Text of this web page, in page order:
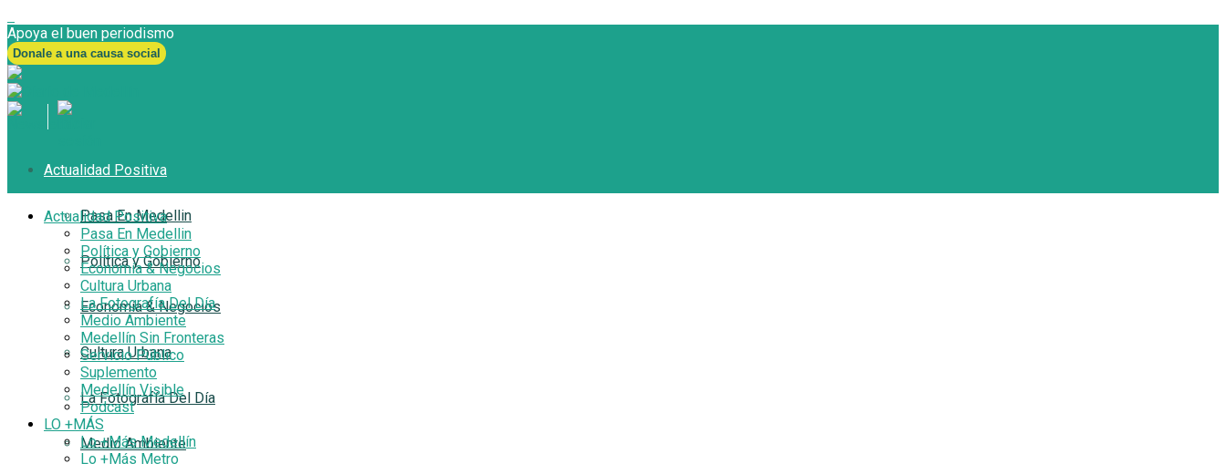
Apoya el buen periodismo
Donale a una causa social
Actualidad Positiva
Pasa En Medellin
Política y Gobierno
Economía & Negocios
Cultura Urbana
La Fotografía Del Día
Medio Ambiente
Actualidad Positiva
Pasa En Medellin
Política y Gobierno
Economía & Negocios
Cultura Urbana
La Fotografía Del Día
Medio Ambiente
Medellín Sin Fronteras
Servicio Público
Suplemento
Medellín Visible
Podcast
LO +MÁS
Lo +Más Medellín
Lo +Más Metro